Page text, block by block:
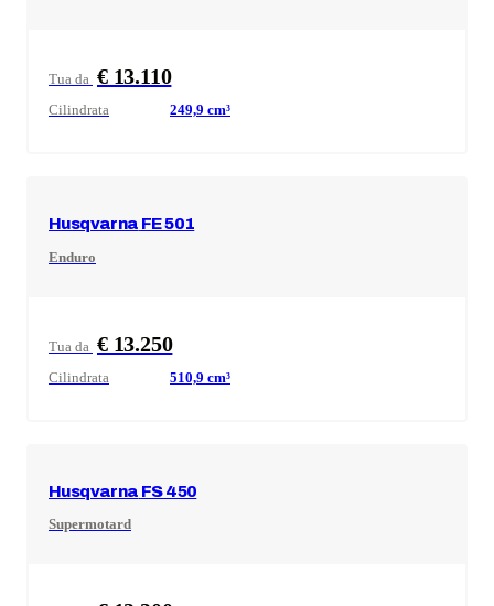
Tua da € 13.110
Cilindrata 249,9 cm³
Husqvarna FE 501
Enduro
Tua da € 13.250
Cilindrata 510,9 cm³
Husqvarna FS 450
Supermotard